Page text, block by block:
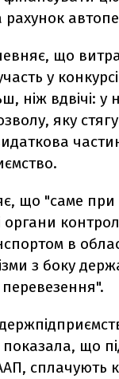
рахунок
що
у
ніж вдвічі: у
яку
що "саме при
органи
в
з боку
перевезення".
що
сплачують